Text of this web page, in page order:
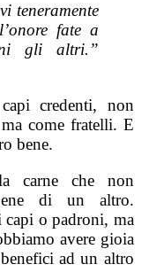
teneramente
fate a
gli altri.”
credenti, non
come fratelli. E
bene.
carne che non
di un altro.
capi o padroni, ma
avere gioia
ad un altro